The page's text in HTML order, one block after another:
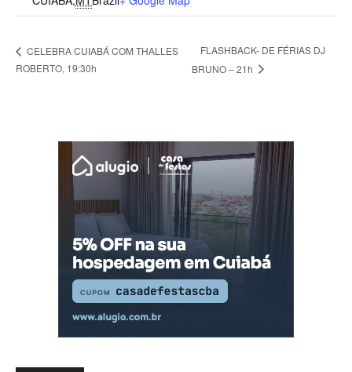
CELEBRA CUIABÁ COM THALLES
ROBERTO, 19:30h
FLASHBACK- DE FÉRIAS DJ
BRUNO – 21h